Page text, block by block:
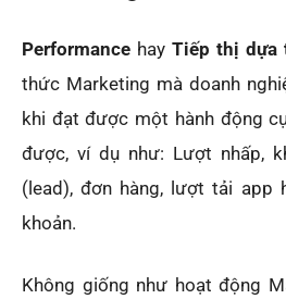
Performance hay Tiếp thị dựa
thức Marketing mà doanh
khi đạt được một hành động
được, ví dụ như: Lượt nhấp,
(lead), đơn hàng, lượt tải app
khoản.
Không giống như hoạt động